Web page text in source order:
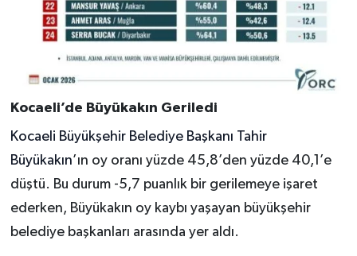
Kocaeli’de Büyükakın Geriledi
Kocaeli Büyükşehir Belediye Başkanı Tahir
Büyükakın’ın oy oranı yüzde 45,8’den yüzde 40,1’e
düştü. Bu durum -5,7 puanlık bir gerilemeye işaret
ederken, Büyükakın oy kaybı yaşayan büyükşehir
belediye başkanları arasında yer aldı.